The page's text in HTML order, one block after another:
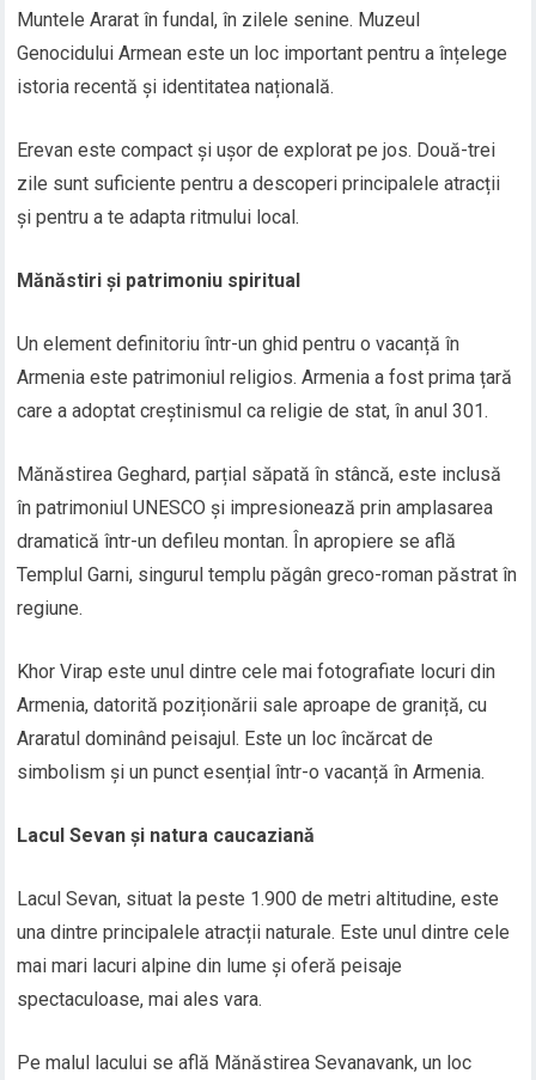
Muntele Ararat în fundal, în zilele senine. Muzeul
Genocidului Armean este un loc important pentru a înțelege
istoria recentă și identitatea națională.
Erevan este compact și ușor de explorat pe jos. Două-trei
zile sunt suficiente pentru a descoperi principalele atracții
și pentru a te adapta ritmului local.
Mănăstiri și patrimoniu spiritual
Un element definitoriu într-un ghid pentru o vacanță în
Armenia este patrimoniul religios. Armenia a fost prima țară
care a adoptat creștinismul ca religie de stat, în anul 301.
Mănăstirea Geghard, parțial săpată în stâncă, este inclusă
în patrimoniul UNESCO și impresionează prin amplasarea
dramatică într-un defileu montan. În apropiere se află
Templul Garni, singurul templu păgân greco-roman păstrat în
regiune.
Khor Virap este unul dintre cele mai fotografiate locuri din
Armenia, datorită poziționării sale aproape de graniță, cu
Araratul dominând peisajul. Este un loc încărcat de
simbolism și un punct esențial într-o vacanță în Armenia.
Lacul Sevan și natura caucaziană
Lacul Sevan, situat la peste 1.900 de metri altitudine, este
una dintre principalele atracții naturale. Este unul dintre cele
mai mari lacuri alpine din lume și oferă peisaje
spectaculoase, mai ales vara.
Pe malul lacului se află Mănăstirea Sevanavank, un loc